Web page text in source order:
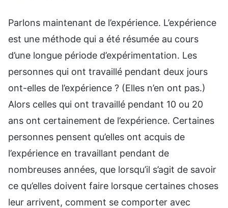
Parlons maintenant de l’expérience. L’expérience
est une méthode qui a été résumée au cours
d’une longue période d’expérimentation. Les
personnes qui ont travaillé pendant deux jours
ont-elles de l’expérience ? (Elles n’en ont pas.)
Alors celles qui ont travaillé pendant 10 ou 20
ans ont certainement de l’expérience. Certaines
personnes pensent qu’elles ont acquis de
l’expérience en travaillant pendant de
nombreuses années, que lorsqu’il s’agit de savoir
ce qu’elles doivent faire lorsque certaines choses
leur arrivent, comment se comporter avec